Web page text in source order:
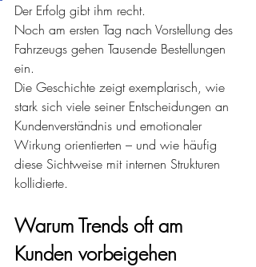
Der Erfolg gibt ihm recht.
Noch am ersten Tag nach Vorstellung des
Fahrzeugs gehen Tausende Bestellungen
ein.
Die Geschichte zeigt exemplarisch, wie
stark sich viele seiner Entscheidungen an
Kundenverständnis und emotionaler
Wirkung orientierten – und wie häufig
diese Sichtweise mit internen Strukturen
kollidierte.
Warum Trends oft am
Kunden vorbeigehen